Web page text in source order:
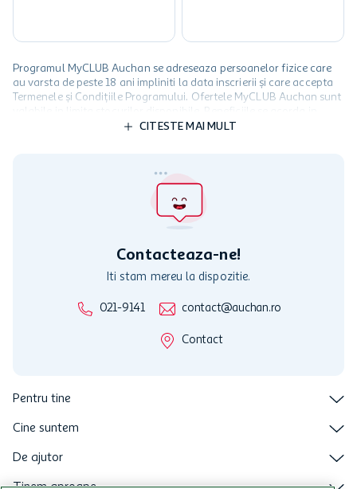
Programul MyCLUB Auchan se adreseaza persoanelor fizice care
au varsta de peste 18 ani impliniti la data inscrierii și care accepta
Termenele și Condițiile Programului. Ofertele MyCLUB Auchan sunt
limita a 12 unitati / card client o singura data in perioada promotiei.
activitati in afara celor mentionate in Termene si Conditii. Auchan
nu raspunde pentru imposibilitatea utilizarii Cardului in perioada in
care aceste este suspendat sau in perioada in care sunt efectuate
CITESTE MAI MULT
Contacteaza-ne!
Iti stam mereu la dispozitie.
021-9141 contact@auchan.ro
Contact
Pentru tine
Cine suntem
De ajutor